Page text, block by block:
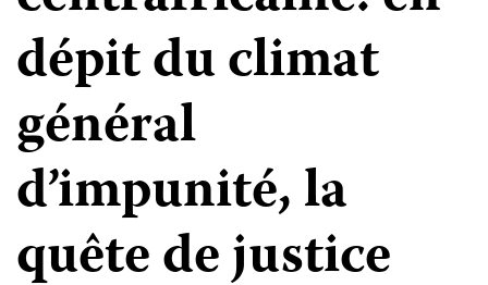
dépit du climat
général
d’impunité, la
quête de justice